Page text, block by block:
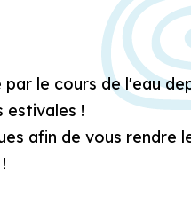
le cours de l'eau
estivales !
afin de vous rendre